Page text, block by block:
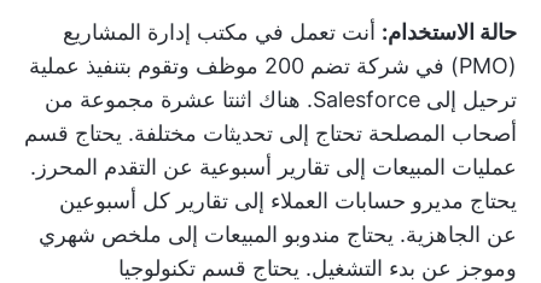
حالة الاستخدام: أنت تعمل في مكتب إدارة المشاريع
(PMO) في شركة تضم 200 موظف وتقوم بتنفيذ عملية
ترحيل إلى Salesforce. هناك اثنتا عشرة مجموعة من
أصحاب المصلحة تحتاج إلى تحديثات مختلفة. يحتاج قسم
عمليات المبيعات إلى تقارير أسبوعية عن التقدم المحرز.
يحتاج مديرو حسابات العملاء إلى تقارير كل أسبوعين
عن الجاهزية. يحتاج مندوبو المبيعات إلى ملخص شهري
وموجز عن بدء التشغيل. يحتاج قسم تكنولوجيا